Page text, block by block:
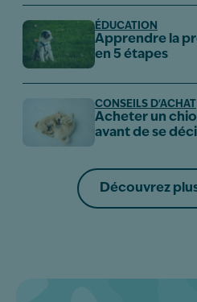
ÉDUCATION
Apprendre la
en 5 étapes
CONSEILS D'ACHAT
Acheter un
avant de se
Découvrez